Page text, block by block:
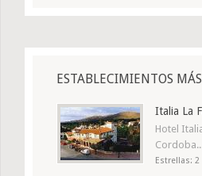
ESTABLECIMIENTOS
Italia La
Hotel
Estrellas: 2